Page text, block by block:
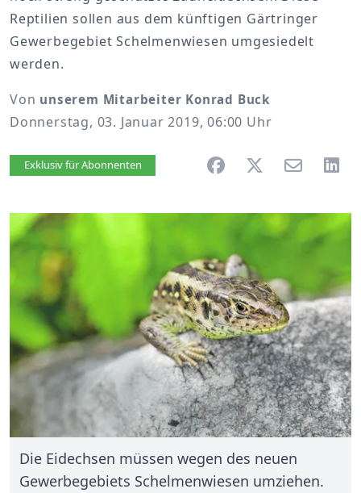
Reptilien sollen aus dem künftigen Gärtringer
Gewerbegebiet Schelmenwiesen umgesiedelt
werden.
Von unserem Mitarbeiter Konrad Buck
Donnerstag, 03. Januar 2019, 06:00 Uhr
Artikel vorlesen
Exklusiv für Abonnenten
Die Eidechsen müssen wegen des neuen
Gewerbegebiets Schelmenwiesen umziehen.